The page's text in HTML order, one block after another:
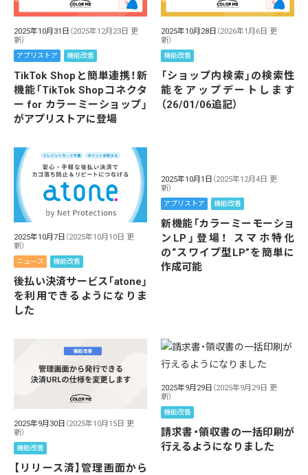
2025年10月31日 （2025年12月23日 更
新）
アプリストア 機能改善
TikTok Shopと簡単連携！新
機能「TikTok Shopコネクタ
ー for カラーミーショップ」
がアプリストアに登場
2025年10月28日 （2026年1月6日 更
新）
機能改善
「ショップ内検索」の検索性
能をアップデートします
（26/01/06追記）
2025年10月7日 （2025年10月10日 更
新）
ニュース 機能改善
後払い決済サービス「atone」
を利用できるようになりま
した
2025年10月1日 （2025年12月4日 更
新）
アプリストア 機能改善
新機能「カラーミーモーショ
ンLP」登場！ スマホ特化
の“スワイプ型LP”を簡単に
作成可能
2025年9月30日 （2025年10月15日 更
新）
機能改善
【リリース済】管理画面から
2025年9月29日 （2025年9月29日 更
新）
機能改善
請求書・領収書の一括印刷が
行えるようになりました